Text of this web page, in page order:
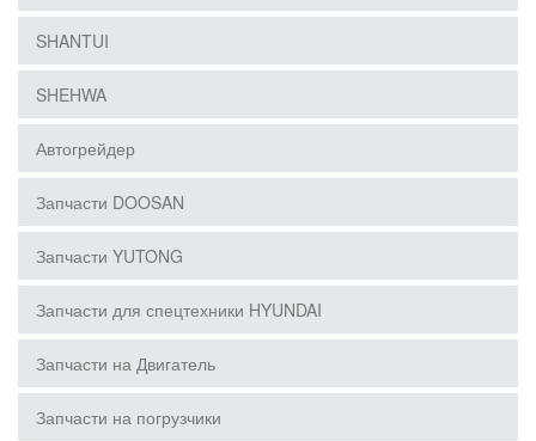
SHANTUI
SHEHWA
Автогрейдер
Запчасти DOOSAN
Запчасти YUTONG
Запчасти для спецтехники HYUNDAI
Запчасти на Двигатель
Запчасти на погрузчики